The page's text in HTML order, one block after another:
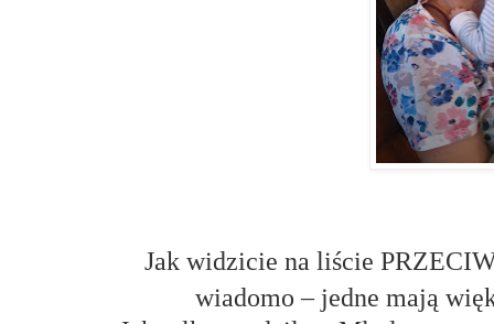
Jak widzicie na liście
wiadomo – jedne mają